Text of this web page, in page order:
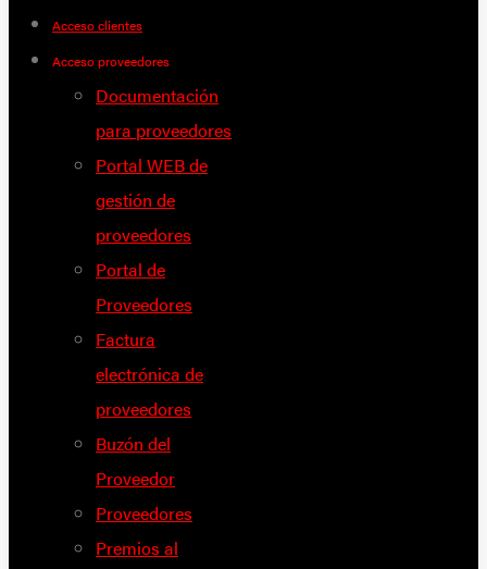
Acceso clientes
Acceso proveedores
Documentación
para proveedores
Portal WEB de
gestión de
proveedores
Portal de
Proveedores
Factura
electrónica de
proveedores
Buzón del
Proveedor
Proveedores
Premios al